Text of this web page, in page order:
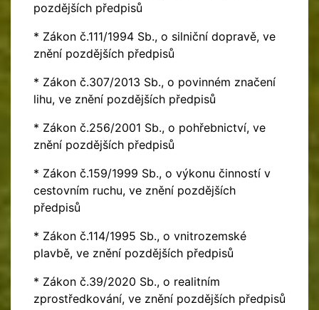
pozdějších předpisů
* Zákon č.111/1994 Sb., o silniční dopravě, ve
znění pozdějších předpisů
* Zákon č.307/2013 Sb., o povinném značení
lihu, ve znění pozdějších předpisů
* Zákon č.256/2001 Sb., o pohřebnictví, ve
znění pozdějších předpisů
* Zákon č.159/1999 Sb., o výkonu činností v
cestovním ruchu, ve znění pozdějších
předpisů
* Zákon č.114/1995 Sb., o vnitrozemské
plavbě, ve znění pozdějších předpisů
* Zákon č.39/2020 Sb., o realitním
zprostředkování, ve znění pozdějších předpisů